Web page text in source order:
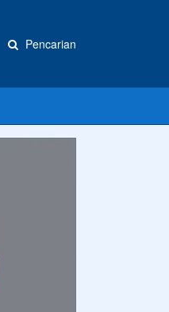
Pencarian